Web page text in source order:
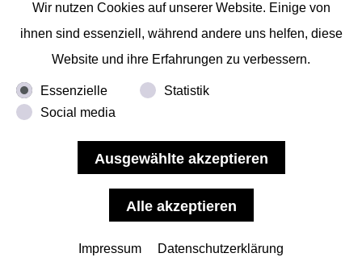
09.02. — 15.04.2021
Wir nutzen Cookies auf unserer Website. Einige von
ihnen sind essenziell, während andere uns helfen, diese
Website und ihre Erfahrungen zu verbessern.
Essenzielle
Statistik
Social media
Impressum Datenschutzerklärung